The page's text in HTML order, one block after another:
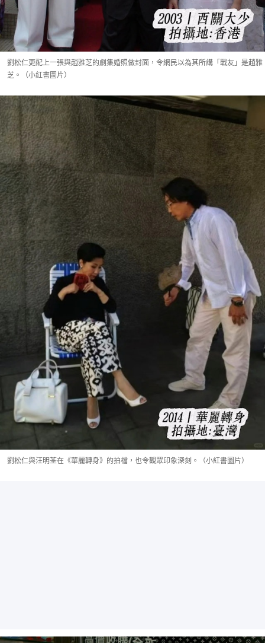
劉松仁更配上一張與趙雅芝的劇集婚照做封面，令網民以為其所講「戰友」是趙雅
芝。（小紅書圖片）
劉松仁與汪明荃在《華麗轉身》的拍檔，也令觀眾印象深刻。（小紅書圖片）